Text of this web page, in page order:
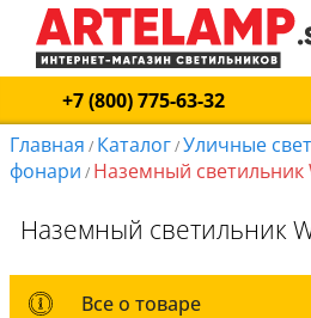
+7 (800) 775-63-32
Главная / Каталог/Уличные
фонари / Наземный светильник
Наземный светильник
Все о товаре